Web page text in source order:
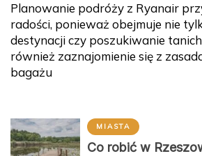
Planowanie podróży z Ryanair
radości, ponieważ obejmuje nie
destynacji czy poszukiwanie
również zaznajomienie się z
bagażu
MIASTA
Co robić w